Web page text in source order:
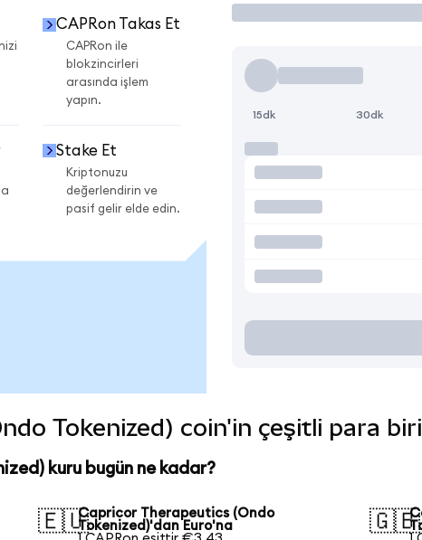
CAPRon Takas Et
CAPRon ile
blokzincirleri
arasında işlem
yapın.
Stake Et
Kriptonuzu
değerlendirin ve
pasif gelir elde edin.
15dk 30dk
Tokenized) coin'in çeşitli para
kuru bugün ne kadar?
🇪🇺Capricor Therapeutics (Ondo
Tokenized)'dan Euro'na
🇬🇧